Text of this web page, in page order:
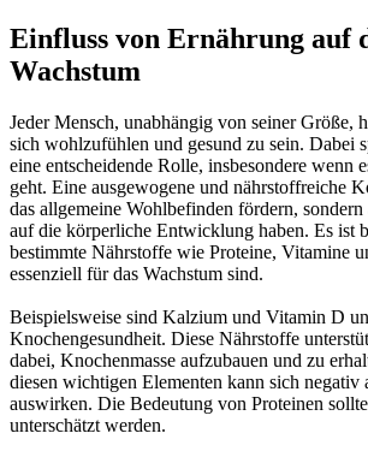
Einfluss von Ernährung auf
Wachstum
Jeder Mensch, unabhängig von seiner Größe,
sich wohlzufühlen und gesund zu sein. Dabei
eine entscheidende Rolle, insbesondere wenn
geht. Eine ausgewogene und nährstoffreiche
das allgemeine Wohlbefinden fördern,
auf die körperliche Entwicklung haben. Es ist
bestimmte Nährstoffe wie Proteine, Vitamine
essenziell für das Wachstum sind.
Beispielsweise sind Kalzium und Vitamin D
Knochengesundheit. Diese Nährstoffe
dabei, Knochenmasse aufzubauen und zu
diesen wichtigen Elementen kann sich negativ
auswirken. Die Bedeutung von Proteinen
unterschätzt werden.